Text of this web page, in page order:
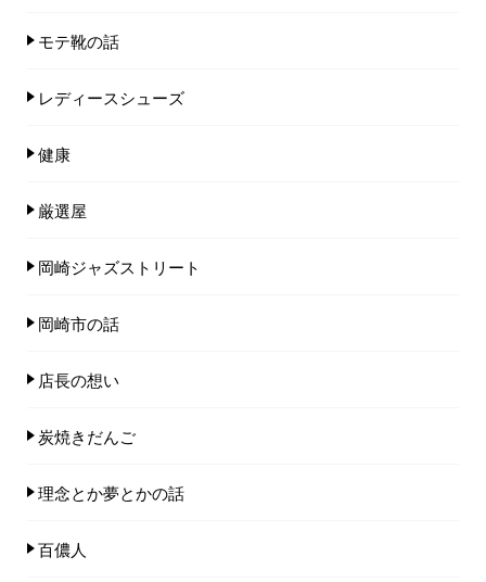
モテ靴の話
レディースシューズ
健康
厳選屋
岡崎ジャズストリート
岡崎市の話
店長の想い
炭焼きだんご
理念とか夢とかの話
百儂人